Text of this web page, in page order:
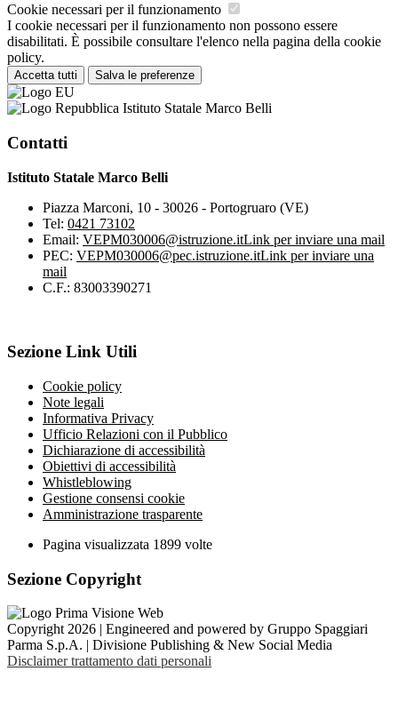
Cookie necessari per il funzionamento
I cookie necessari per il funzionamento non possono essere
disabilitati. È possibile consultare l'elenco nella pagina della cookie
policy.
Accetta tutti Salva le preferenze
Istituto Statale Marco Belli
Contatti
Istituto Statale Marco Belli
Piazza Marconi, 10 - 30026 - Portogruaro (VE)
Tel: 0421 73102
Email: VEPM030006@istruzione.itLink per inviare una mail
PEC: VEPM030006@pec.istruzione.itLink per inviare una
mail
C.F.: 83003390271
Sezione Link Utili
Cookie policy
Note legali
Informativa Privacy
Ufficio Relazioni con il Pubblico
Dichiarazione di accessibilità
Obiettivi di accessibilità
Whistleblowing
Gestione consensi cookie
Amministrazione trasparente
Pagina visualizzata 1899 volte
Sezione Copyright
Copyright 2026 | Engineered and powered by Gruppo Spaggiari
Parma S.p.A. | Divisione Publishing & New Social Media
Disclaimer trattamento dati personali